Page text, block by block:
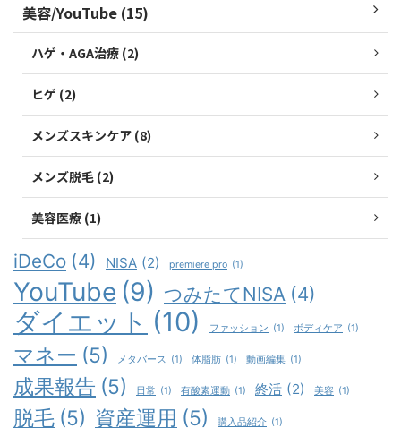
美容/YouTube (15)
ハゲ・AGA治療 (2)
ヒゲ (2)
メンズスキンケア (8)
メンズ脱毛 (2)
美容医療 (1)
iDeCo (4) NISA (2) premiere pro (1)
YouTube (9) つみたてNISA (4)
ダイエット (10) ファッション (1) ボディケア (1)
マネー (5) メタバース (1) 体脂肪 (1) 動画編集 (1)
成果報告 (5) 日常 (1) 有酸素運動 (1) 終活 (2) 美容 (1)
脱毛 (5) 資産運用 (5) 購入品紹介 (1)